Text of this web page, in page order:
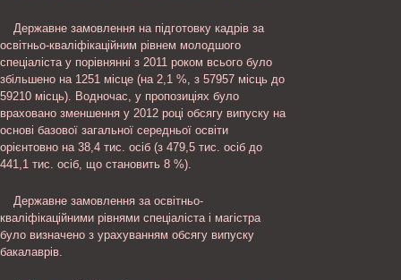
Державне замовлення на підготовку кадрів за
освітньо-кваліфікаційним рівнем молодшого
спеціаліста у порівнянні з 2011 роком всього було
збільшено на 1251 місце (на 2,1 %, з 57957 місць до
59210 місць). Водночас, у пропозиціях було
враховано зменшення у 2012 році обсягу випуску на
основі базової загальної середньої освіти
орієнтовно на 38,4 тис. осіб (з 479,5 тис. осіб до
441,1 тис. осіб, що становить 8 %).
Державне замовлення за освітньо-
кваліфікаційними рівнями спеціаліста і магістра
було визначено з урахуванням обсягу випуску
бакалаврів.